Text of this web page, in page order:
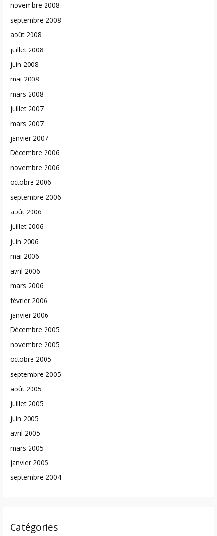
novembre 2008
septembre 2008
août 2008
juillet 2008
juin 2008
mai 2008
mars 2008
juillet 2007
mars 2007
janvier 2007
Décembre 2006
novembre 2006
octobre 2006
septembre 2006
août 2006
juillet 2006
juin 2006
mai 2006
avril 2006
mars 2006
février 2006
janvier 2006
Décembre 2005
novembre 2005
octobre 2005
septembre 2005
août 2005
juillet 2005
juin 2005
avril 2005
mars 2005
janvier 2005
septembre 2004
Catégories